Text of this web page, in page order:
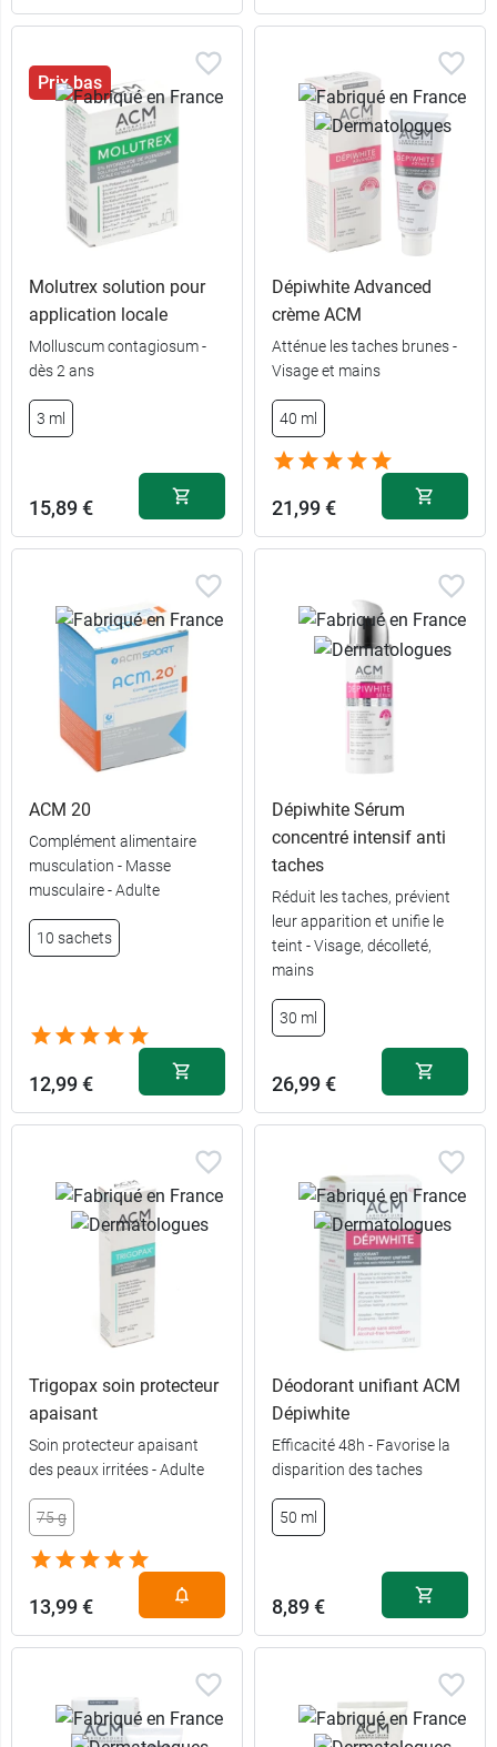
60 gélules 13,49 €
180 gélules
Prix bas
Molutrex solution pour
application locale
Molluscum contagiosum -
dès 2 ans
3 ml
15,89 €
Dépiwhite Advanced
crème ACM
Atténue les taches brunes -
Visage et mains
40 ml
21,99 €
ACM 20
Complément alimentaire
musculation - Masse
musculaire - Adulte
10 sachets
12,99 €
Dépiwhite Sérum
concentré intensif anti
taches
Réduit les taches, prévient
leur apparition et unifie le
teint - Visage, décolleté,
mains
30 ml
26,99 €
Trigopax soin protecteur
apaisant
Soin protecteur apaisant
des peaux irritées - Adulte
75 g
13,99 €
Déodorant unifiant ACM
Dépiwhite
Efficacité 48h - Favorise la
disparition des taches
50 ml
8,89 €